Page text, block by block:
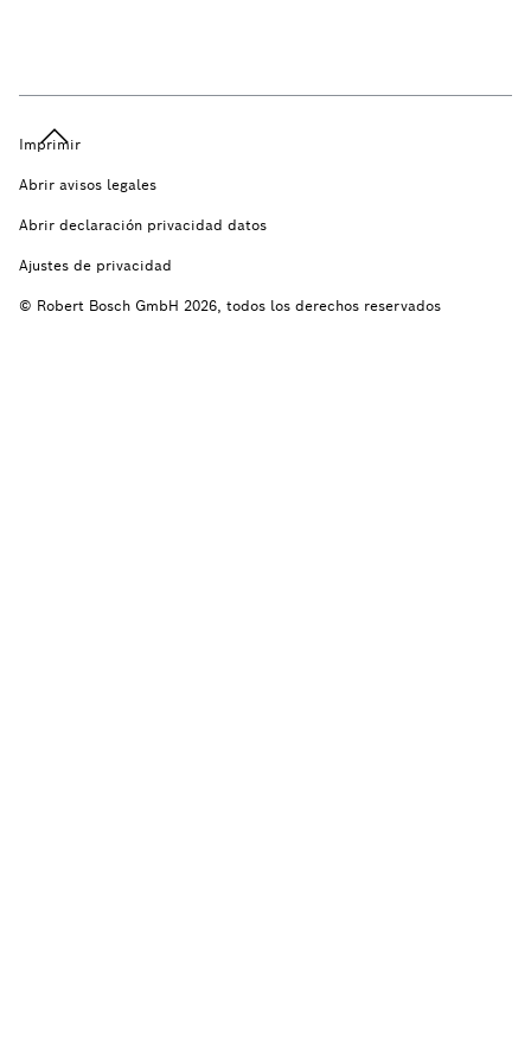
Imprimir
Abrir avisos legales
Abrir declaración privacidad datos
Ajustes de privacidad
© Robert Bosch GmbH 2026, todos los derechos reservados